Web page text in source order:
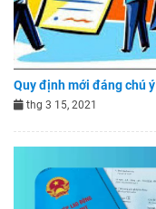
Quy định mới đáng chú
thg 3 15, 2021